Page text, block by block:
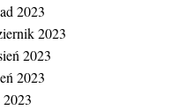
2023
2023
2023
2023